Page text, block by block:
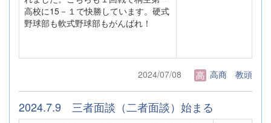
高校に15－１で快勝しています。硬式
野球部も軟式野球部もがんばれ！
2024/07/08 高商 教頭
2024.7.9 三者面談（二者面談）始まる